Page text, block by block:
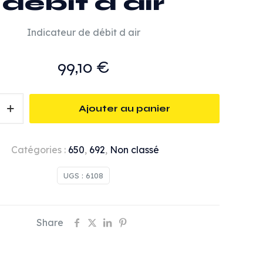
Indicateur de débit d air
99,10€
Ajouter au panier
UGS : 6108
Catégories : 650, 692, Non classé
Share